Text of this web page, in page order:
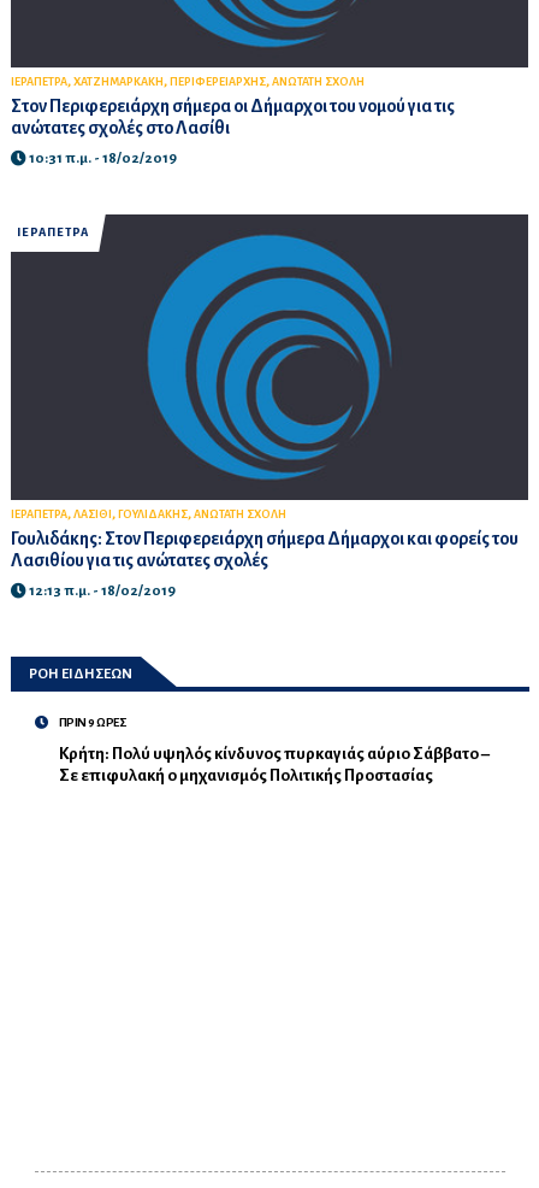
ΙΕΡΑΠΕΤΡΑ, ΧΑΤΖΗΜΑΡΚΑΚΗ , ΠΕΡΙΦΕΡΕΙΑΡΧΗΣ, ΑΝΩΤΑΤΗ ΣΧΟΛΗ
Στον Περιφερειάρχη σήμερα οι Δήμαρχοι του νομού για τις
ανώτατες σχολές στο Λασίθι
10:31 π.μ. - 18/02/2019
ΙΕΡΑΠΕΤΡΑ
ΙΕΡΑΠΕΤΡΑ, ΛΑΣΙΘΙ , ΓΟΥΛΙΔΑΚΗΣ, ΑΝΩΤΑΤΗ ΣΧΟΛΗ
Γουλιδάκης: Στον Περιφερειάρχη σήμερα Δήμαρχοι και φορείς του
Λασιθίου για τις ανώτατες σχολές
12:13 π.μ. - 18/02/2019
ΡΟΗ ΕΙΔΗΣΕΩΝ
ΠΡΙΝ 9 ΩΡΕΣ
Κρήτη: Πολύ υψηλός κίνδυνος πυρκαγιάς αύριο Σάββατο –
Σε επιφυλακή ο μηχανισμός Πολιτικής Προστασίας